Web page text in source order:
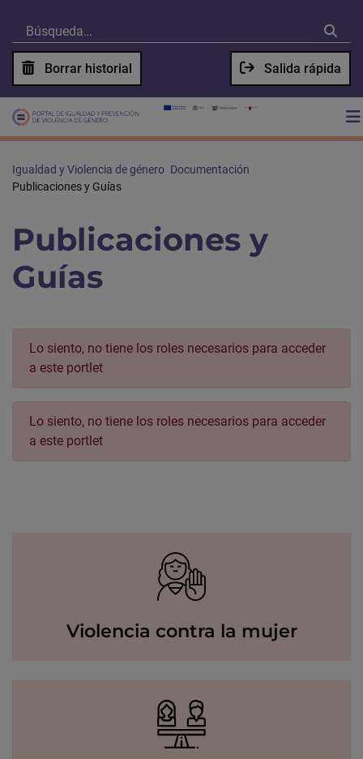
Borrar historial Salida rápida
Igualdad y Violencia de género Documentación
Publicaciones y Guías
Publicaciones y
Guías
Lo siento, no tiene los roles necesarios para acceder
a este portlet
Lo siento, no tiene los roles necesarios para acceder
a este portlet
Violencia contra la mujer